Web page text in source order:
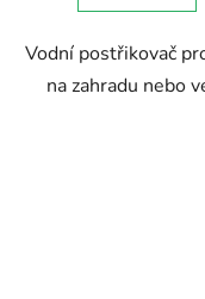
Vodní postřikovač
na zahradu nebo